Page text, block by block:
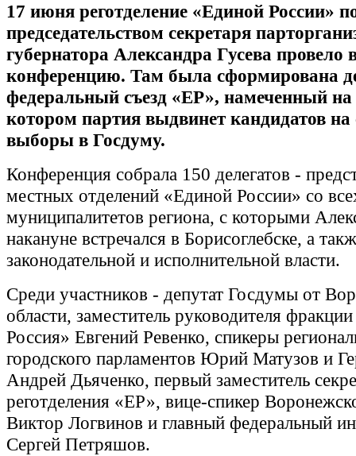
17 июня реготделение «Единой России»
председательством секретаря
губернатора Александра Гусева провело
конференцию. Там была сформирована
федеральный съезд «ЕР», намеченный
котором партия выдвинет кандидатов на
выборы в Госдуму.
Конференция собрала 150 делегатов -
местных отделений «Единой России» со
муниципалитетов региона, с которыми
накануне встречался в Борисоглебске, а
законодательной и исполнительной власти.
Среди участников - депутат Госдумы от
области, заместитель руководителя
Россия» Евгений Ревенко, спикеры
городского парламентов Юрий Матузов и
Андрей Дьяченко, первый заместитель
реготделения «ЕР», вице-спикер
Виктор Логвинов и главный федеральный
Сергей Петряшов.